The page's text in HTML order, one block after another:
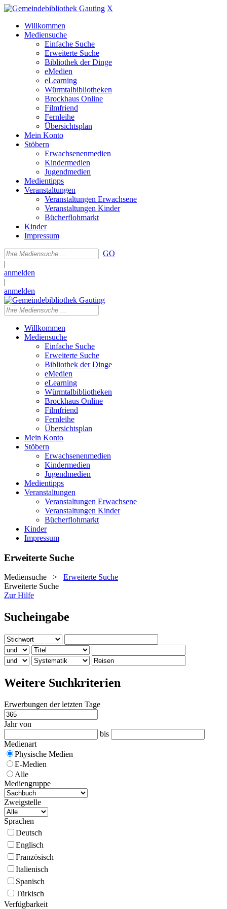
X
Willkommen
Mediensuche
Einfache Suche
Erweiterte Suche
Bibliothek der Dinge
eMedien
eLearning
Würmtalbibliotheken
Brockhaus Online
Filmfriend
Fernleihe
Übersichtsplan
Mein Konto
Stöbern
Erwachsenenmedien
Kindermedien
Jugendmedien
Medientipps
Veranstaltungen
Veranstaltungen Erwachsene
Veranstaltungen Kinder
Bücherflohmarkt
Kinder
Impressum
GO
|
anmelden
|
anmelden
Willkommen
Mediensuche
Einfache Suche
Erweiterte Suche
Bibliothek der Dinge
eMedien
eLearning
Würmtalbibliotheken
Brockhaus Online
Filmfriend
Fernleihe
Übersichtsplan
Mein Konto
Stöbern
Erwachsenenmedien
Kindermedien
Jugendmedien
Medientipps
Veranstaltungen
Veranstaltungen Erwachsene
Veranstaltungen Kinder
Bücherflohmarkt
Kinder
Impressum
Erweiterte Suche
Mediensuche > Erweiterte Suche
Erweiterte Suche
Zur Hilfe
Sucheingabe
Weitere Suchkriterien
Erwerbungen der letzten Tage
Jahr von
bis
Medienart
Physische Medien
E-Medien
Alle
Mediengruppe
Zweigstelle
Sprachen
Deutsch
Englisch
Französisch
Italienisch
Spanisch
Türkisch
Verfügbarkeit